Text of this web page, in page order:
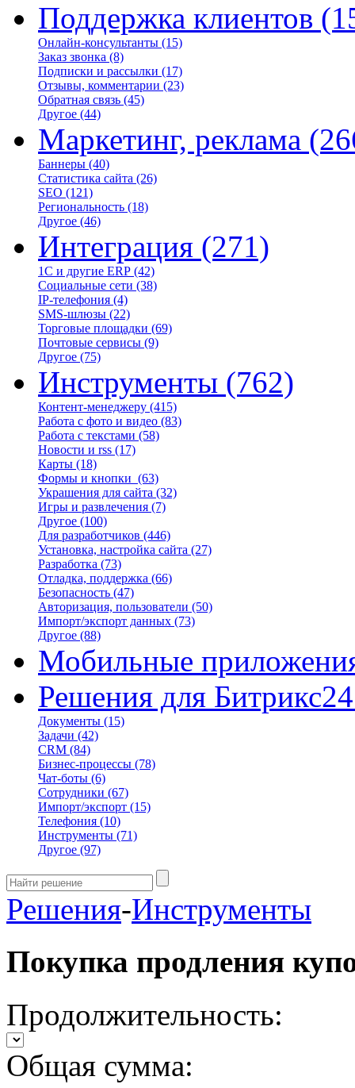
Поддержка клиентов
Онлайн-консультанты (15)
Заказ звонка (8)
Подписки и рассылки (17)
Отзывы, комментарии (23)
Обратная связь (45)
Другое (44)
Маркетинг, реклама
Баннеры (40)
Статистика сайта (26)
SEO (121)
Региональность (18)
Другое (46)
Интеграция (271)
1С и другие ERP (42)
Социальные сети (38)
IP-телефония (4)
SMS-шлюзы (22)
Торговые площадки (69)
Почтовые сервисы (9)
Другое (75)
Инструменты (762)
Контент-менеджеру (415)
Работа с фото и видео (83)
Работа с текстами (58)
Новости и rss (17)
Карты (18)
Формы и кнопки (63)
Украшения для сайта (32)
Игры и развлечения (7)
Другое (100)
Для разработчиков (446)
Установка, настройка сайта (27)
Разработка (73)
Отладка, поддержка (66)
Безопасность (47)
Авторизация, пользователи (50)
Импорт/экспорт данных (73)
Другое (88)
Мобильные
Решения для Битрикс24
Документы (15)
Задачи (42)
CRM (84)
Бизнес-процессы (78)
Чат-боты (6)
Сотрудники (67)
Импорт/экспорт (15)
Телефония (10)
Инструменты (71)
Другое (97)
Решения-Инструменты
Покупка продления
Продолжительность:
Общая сумма: